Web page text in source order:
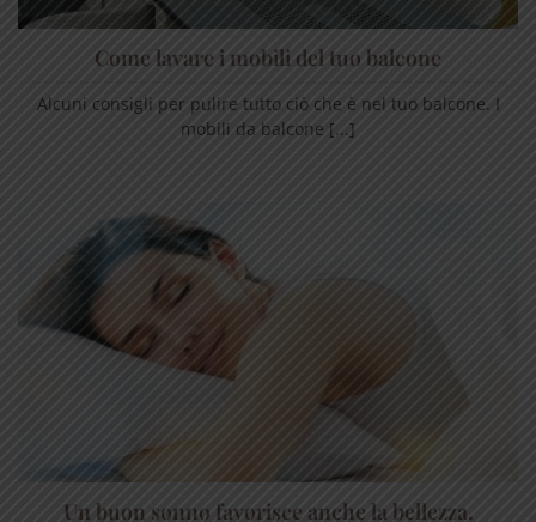
Come lavare i mobili del tuo balcone
Alcuni consigli per pulire tutto ciò che è nel tuo balcone. I
mobili da balcone [...]
Un buon sonno favorisce anche la bellezza.